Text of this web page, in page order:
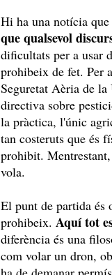
Hi ha una notícia que
que qualsevol
dificultats per a usar
prohibeix de fet. Per
Seguretat Aèria de
directiva sobre
la pràctica, l'únic
tan costeruts que és
prohibit.
vola.
El punt de partida és
prohibeix. Aquí tot
diferència és una
com volar un dron,